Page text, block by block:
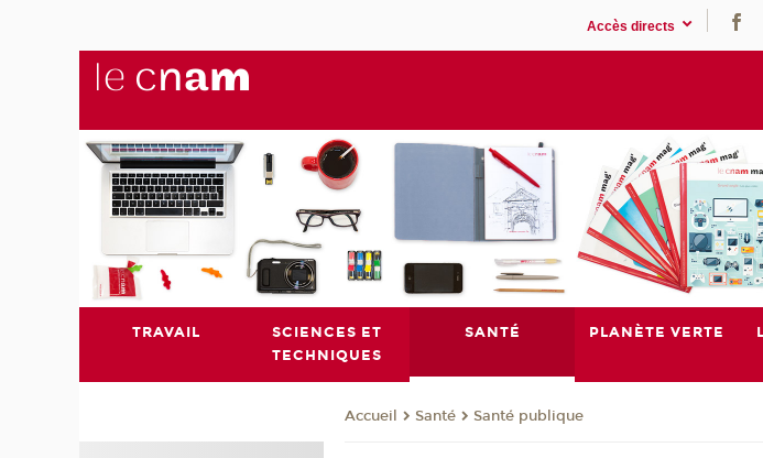
Accès directs
TRAVAIL
SCIENCES ET
TECHNIQUES
SANTÉ PLANÈTE VERTE
Accueil Santé Santé publique